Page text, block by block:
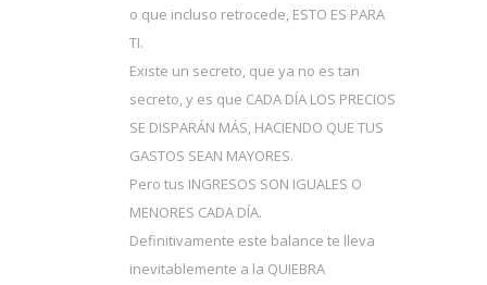
o que incluso retrocede, ESTO ES PARA
TI.
Existe un secreto, que ya no es tan
secreto, y es que CADA DÍA LOS PRECIOS
SE DISPARÁN MÁS, HACIENDO QUE TUS
GASTOS SEAN MAYORES.
Pero tus INGRESOS SON IGUALES O
MENORES CADA DÍA.
Definitivamente este balance te lleva
inevitablemente a la QUIEBRA